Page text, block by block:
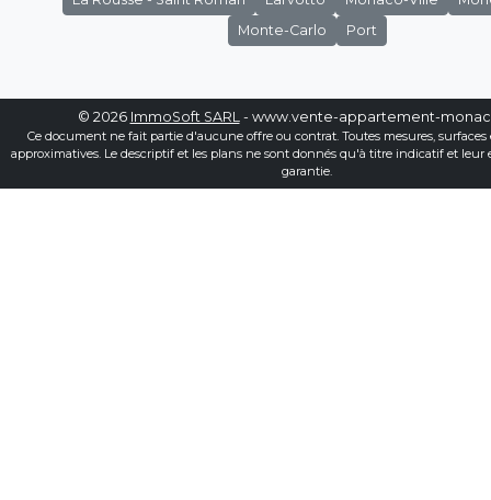
Monte-Carlo
Port
© 2026 ImmoSoft SARL- www.vente-appartement-
Ce document ne fait partie d'aucune offre ou contrat. Toutes mesures, surfaces
approximatives. Le descriptif et les plans ne sont donnés qu'à titre indicatif et leur
garantie.